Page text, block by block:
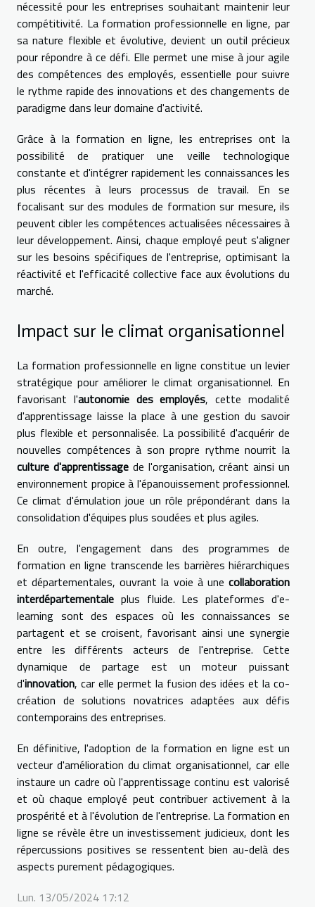
nécessité pour les entreprises souhaitant maintenir leur
compétitivité. La formation professionnelle en ligne, par
sa nature flexible et évolutive, devient un outil précieux
pour répondre à ce défi. Elle permet une mise à jour agile
des compétences des employés, essentielle pour suivre
le rythme rapide des innovations et des changements de
paradigme dans leur domaine d'activité.
Grâce à la formation en ligne, les entreprises ont la
possibilité de pratiquer une veille technologique
constante et d'intégrer rapidement les connaissances les
plus récentes à leurs processus de travail. En se
focalisant sur des modules de formation sur mesure, ils
peuvent cibler les compétences actualisées nécessaires à
leur développement. Ainsi, chaque employé peut s'aligner
sur les besoins spécifiques de l'entreprise, optimisant la
réactivité et l'efficacité collective face aux évolutions du
marché.
Impact sur le climat organisationnel
La formation professionnelle en ligne constitue un levier
stratégique pour améliorer le climat organisationnel. En
favorisant l'autonomie des employés, cette modalité
d'apprentissage laisse la place à une gestion du savoir
plus flexible et personnalisée. La possibilité d'acquérir de
nouvelles compétences à son propre rythme nourrit la
culture d'apprentissagede l'organisation, créant ainsi un
environnement propice à l'épanouissement professionnel.
Ce climat d'émulation joue un rôle prépondérant dans la
consolidation d'équipes plus soudées et plus agiles.
En outre, l'engagement dans des programmes de
formation en ligne transcende les barrières hiérarchiques
et départementales, ouvrant la voie à une collaboration
interdépartementale plus fluide. Les plateformes d'e-
learning sont des espaces où les connaissances se
partagent et se croisent, favorisant ainsi une synergie
entre les différents acteurs de l'entreprise. Cette
dynamique de partage est un moteur puissant
d'innovation, car elle permet la fusion des idées et la co-
création de solutions novatrices adaptées aux défis
contemporains des entreprises.
En définitive, l'adoption de la formation en ligne est un
vecteur d'amélioration du climat organisationnel, car elle
instaure un cadre où l'apprentissage continu est valorisé
et où chaque employé peut contribuer activement à la
prospérité et à l'évolution de l'entreprise. La formation en
ligne se révèle être un investissement judicieux, dont les
répercussions positives se ressentent bien au-delà des
aspects purement pédagogiques.
Lun. 13/05/2024 17:12